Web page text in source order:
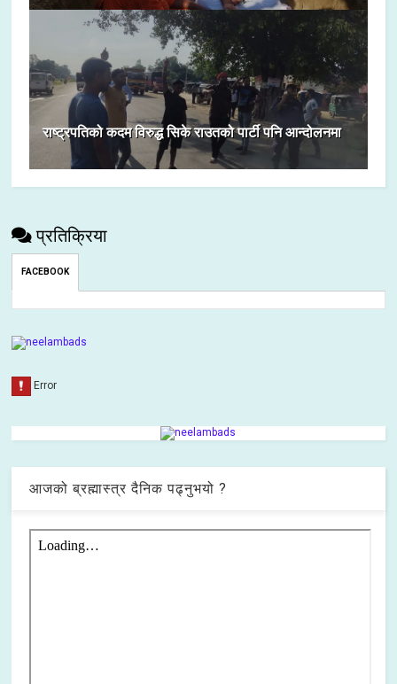
राष्ट्रपतिको कदम विरुद्ध सिके राउतको पार्टी पनि आन्दोलनमा
प्रतिक्रिया
FACEBOOK
आजको ब्रह्मास्त्र दैनिक पढ्नुभयो ?